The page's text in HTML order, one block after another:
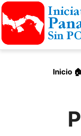
Saltar
al
contenido
Inicio 🏠︎